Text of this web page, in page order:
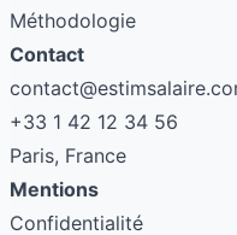
Méthodologie
Contact
+33 1 42 12 34 56
Paris, France
Mentions
Confidentialité